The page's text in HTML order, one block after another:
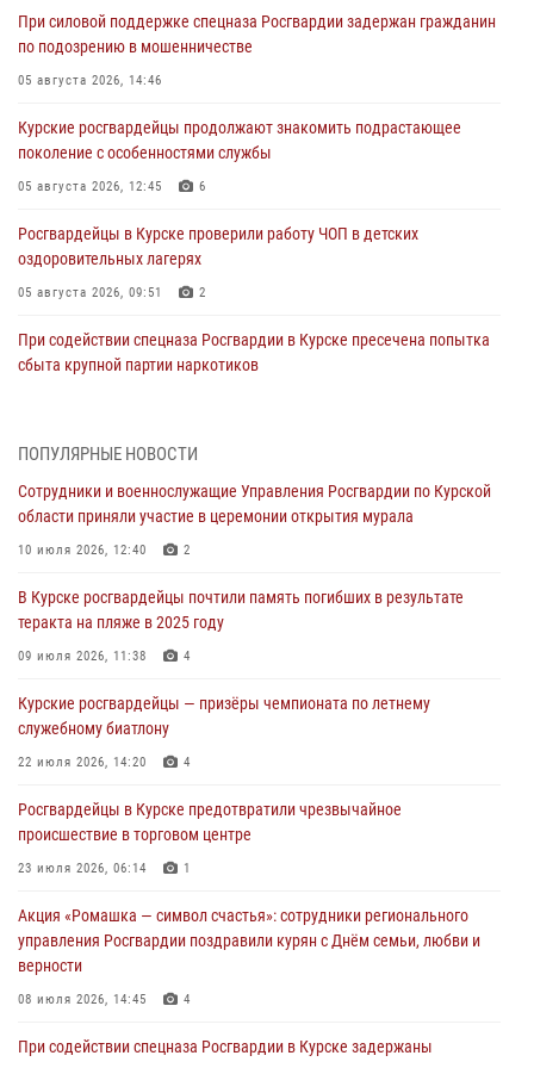
При силовой поддержке спецназа Росгвардии задержан гражданин
по подозрению в мошенничестве
05 августа 2026, 14:46
Курские росгвардейцы продолжают знакомить подрастающее
поколение с особенностями службы
05 августа 2026, 12:45 6
Росгвардейцы в Курске проверили работу ЧОП в детских
оздоровительных лагерях
05 августа 2026, 09:51 2
При содействии спецназа Росгвардии в Курске пресечена попытка
сбыта крупной партии наркотиков
За прошедшую неделю росгвардейцы Курской области проверили
04 августа 2026, 07:00
В Курской области росгвардейцы за прошедшую неделю совершили
03 августа 2026, 09:46
За прошедшую неделю росгвардейцы Курской области проверили
30 июля 2026, 07:00
Курские росгвардейцы приняли участие в благодарственном
28 июля 2026, 13:17
ПОПУЛЯРНЫЕ НОВОСТИ
Сотрудники и военнослужащие Управления Росгвардии по Курской
области приняли участие в церемонии открытия мурала
10 июля 2026, 12:40 2
В Курске росгвардейцы почтили память погибших в результате
теракта на пляже в 2025 году
09 июля 2026, 11:38 4
Курские росгвардейцы — призёры чемпионата по летнему
служебному биатлону
22 июля 2026, 14:20 4
Росгвардейцы в Курске предотвратили чрезвычайное
происшествие в торговом центре
23 июля 2026, 06:14 1
Акция «Ромашка — символ счастья»: сотрудники регионального
управления Росгвардии поздравили курян с Днём семьи, любви и
верности
08 июля 2026, 14:45 4
При содействии спецназа Росгвардии в Курске задержаны